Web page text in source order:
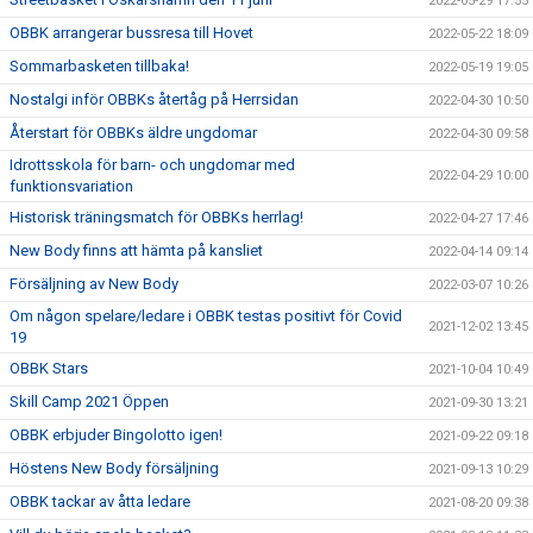
OBBK arrangerar bussresa till Hovet 2022-05-22 18:09
Sommarbasketen tillbaka! 2022-05-19 19:05
Nostalgi inför OBBKs återtåg på Herrsidan 2022-04-30 10:50
Återstart för OBBKs äldre ungdomar 2022-04-30 09:58
Idrottsskola för barn- och ungdomar med
funktionsvariation
2022-04-29 10:00
Historisk träningsmatch för OBBKs herrlag! 2022-04-27 17:46
New Body finns att hämta på kansliet 2022-04-14 09:14
Försäljning av New Body 2022-03-07 10:26
Om någon spelare/ledare i OBBK testas positivt för Covid
19
2021-12-02 13:45
OBBK Stars 2021-10-04 10:49
Skill Camp 2021 Öppen 2021-09-30 13:21
OBBK erbjuder Bingolotto igen! 2021-09-22 09:18
Höstens New Body försäljning 2021-09-13 10:29
OBBK tackar av åtta ledare 2021-08-20 09:38